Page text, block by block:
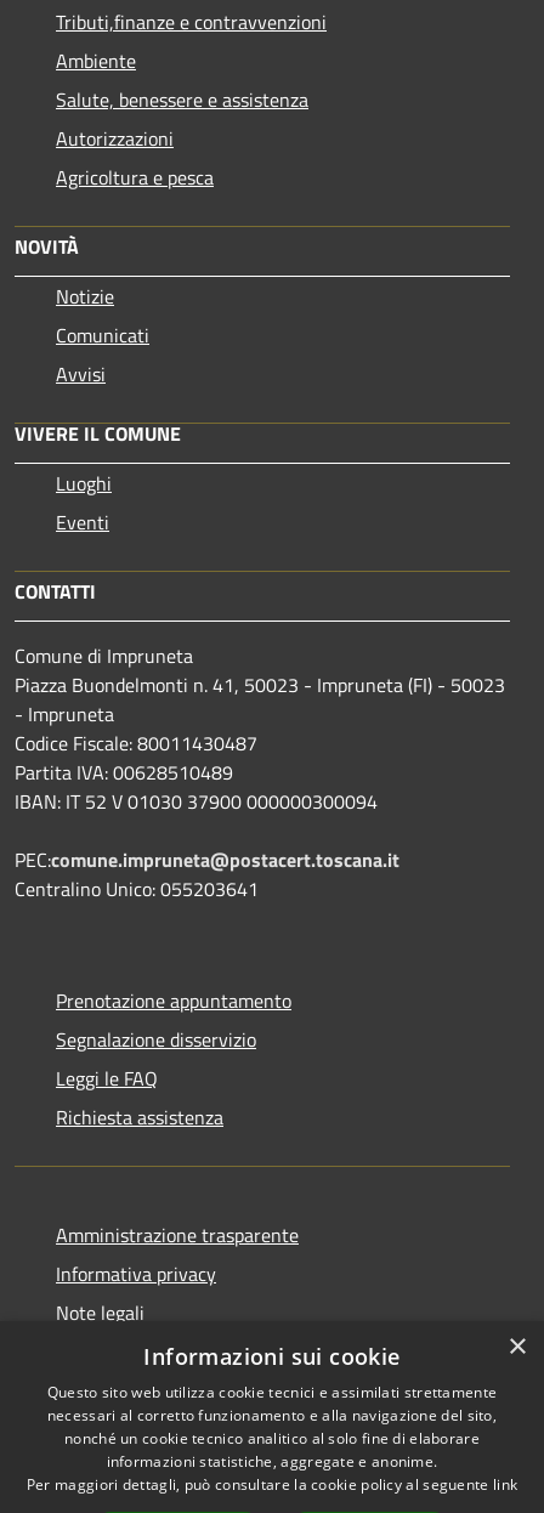
Tributi,finanze e contravvenzioni
Ambiente
Salute, benessere e assistenza
Autorizzazioni
Agricoltura e pesca
NOVITÀ
Notizie
Comunicati
Avvisi
VIVERE IL COMUNE
Luoghi
Eventi
CONTATTI
Comune di Impruneta
Piazza Buondelmonti n. 41, 50023 - Impruneta (FI) - 50023
- Impruneta
Codice Fiscale: 80011430487
Partita IVA: 00628510489
IBAN: IT 52 V 01030 37900 000000300094
PEC:comune.impruneta@postacert.toscana.it
Centralino Unico: 055203641
Prenotazione appuntamento
Segnalazione disservizio
Leggi le FAQ
Richiesta assistenza
Amministrazione trasparente
Informativa privacy
Note legali
Dichiarazione di accessibilità
RSS
Accessibilità
Copyright © 2026 • Comune di
×
Informazioni sui cookie
Questo sito web utilizza cookie tecnici e assimilati strettamente
necessari al corretto funzionamento e alla navigazione del sito,
nonché un cookie tecnico analitico al solo fine di elaborare
informazioni statistiche, aggregate e anonime.
Per maggiori dettagli, può consultare la cookie policy al seguente link